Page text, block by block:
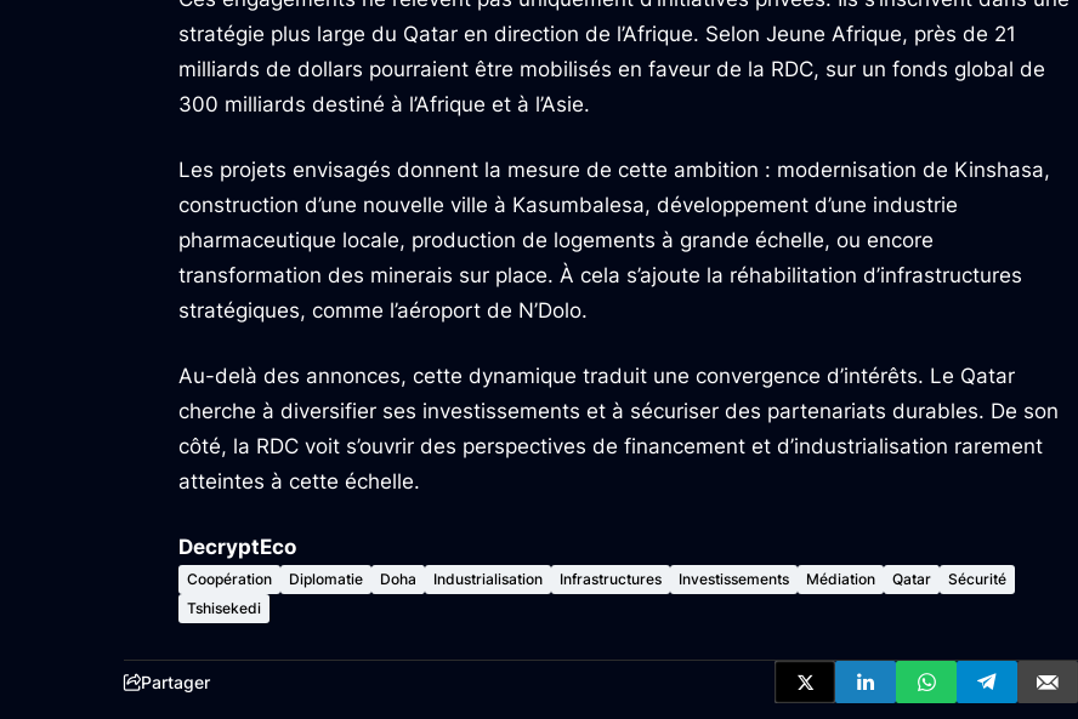
stratégie plus large du Qatar en direction de l’Afrique. Selon Jeune Afrique, près de 21
milliards de dollars pourraient être mobilisés en faveur de la RDC, sur un fonds global de
300 milliards destiné à l’Afrique et à l’Asie.
Les projets envisagés donnent la mesure de cette ambition : modernisation de Kinshasa,
construction d’une nouvelle ville à Kasumbalesa, développement d’une industrie
pharmaceutique locale, production de logements à grande échelle, ou encore
transformation des minerais sur place. À cela s’ajoute la réhabilitation d’infrastructures
stratégiques, comme l’aéroport de N’Dolo.
Au-delà des annonces, cette dynamique traduit une convergence d’intérêts. Le Qatar
cherche à diversifier ses investissements et à sécuriser des partenariats durables. De son
côté, la RDC voit s’ouvrir des perspectives de financement et d’industrialisation rarement
atteintes à cette échelle.
DecryptEco
Coopération Diplomatie Doha Industrialisation Infrastructures Investissements Médiation Qatar
Sécurité
Tshisekedi
Partager